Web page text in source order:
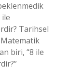
Tarihsel
Matematik
biri, “8 ile